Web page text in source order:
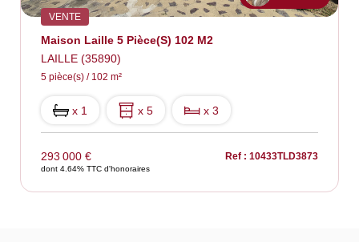
VENTE
Maison Laille 5 Pièce(s) 102 M2
LAILLE (35890)
5 pièce(s) / 102 m²
x 1 x 5 x 3
293 000 €
dont 4.64% TTC d'honoraires
Ref : 10433TLD3873